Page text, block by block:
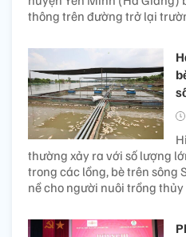
thông trên đường trở lại
thường xảy ra với số lượng
trong các lồng, bè trên sông
nề cho người nuôi trồng thủy